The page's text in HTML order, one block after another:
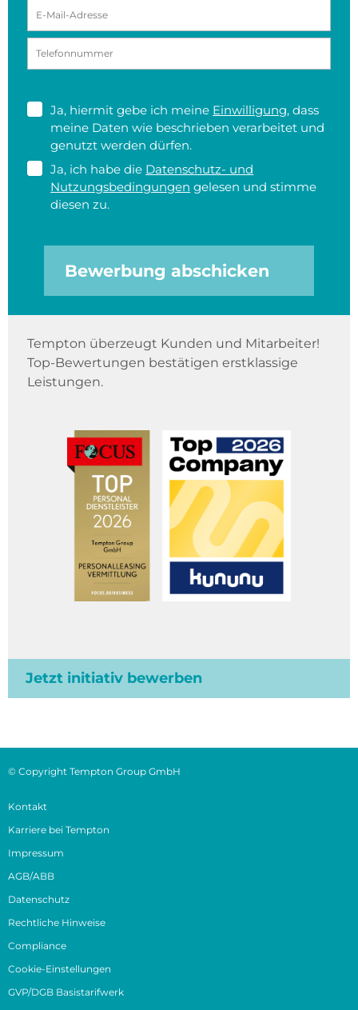
Ja, hiermit gebe ich meine Einwilligung, dass
meine Daten wie beschrieben verarbeitet und
genutzt werden dürfen.
Ja, ich habe die Datenschutz- und
Nutzungsbedingungen gelesen und stimme
diesen zu.
Bewerbung abschicken
Tempton überzeugt Kunden und Mitarbeiter!
Top-Bewertungen bestätigen erstklassige
Leistungen.
Jetzt initiativ bewerben
© Copyright Tempton Group GmbH
Kontakt
Karriere bei Tempton
Impressum
AGB/ABB
Datenschutz
Rechtliche Hinweise
Compliance
Cookie-Einstellungen
GVP/DGB Basistarifwerk